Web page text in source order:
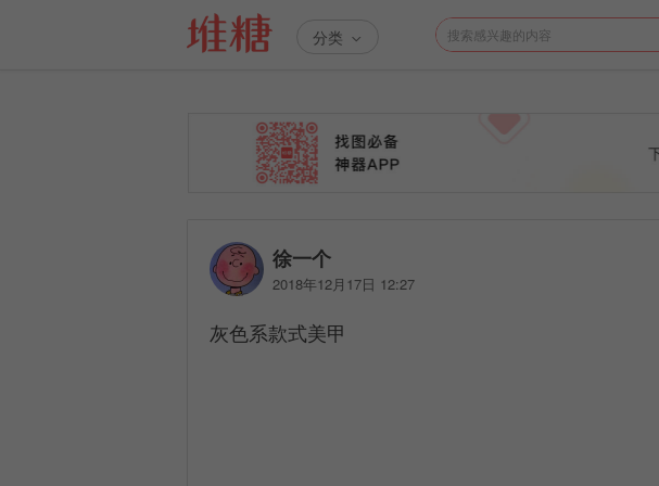
分类
徐一个
2018年12月17日 12:27
灰色系款式美甲